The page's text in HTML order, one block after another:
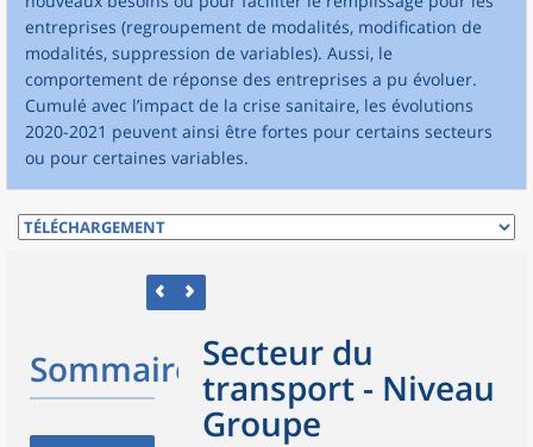
entreprises (regroupement de modalités, modification de
modalités, suppression de variables). Aussi, le
comportement de réponse des entreprises a pu évoluer.
Cumulé avec l’impact de la crise sanitaire, les évolutions
2020-2021 peuvent ainsi être fortes pour certains secteurs
ou pour certaines variables.
Sommaire Secteur du
transport - Niveau
Groupe